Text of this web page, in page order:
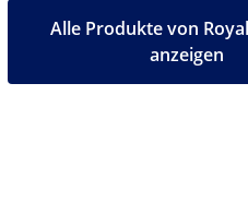
Alle Produkte von
anzeigen